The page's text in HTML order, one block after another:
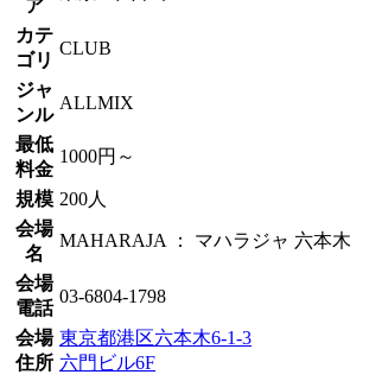
ア
カテ
ゴリ
CLUB
ジャ
ンル
ALLMIX
最低
料金
1000円～
規模 200人
会場
名
MAHARAJA ： マハラジャ 六本木
会場
電話
03-6804-1798
会場
住所
東京都港区六本木6-1-3
六門ビル6F